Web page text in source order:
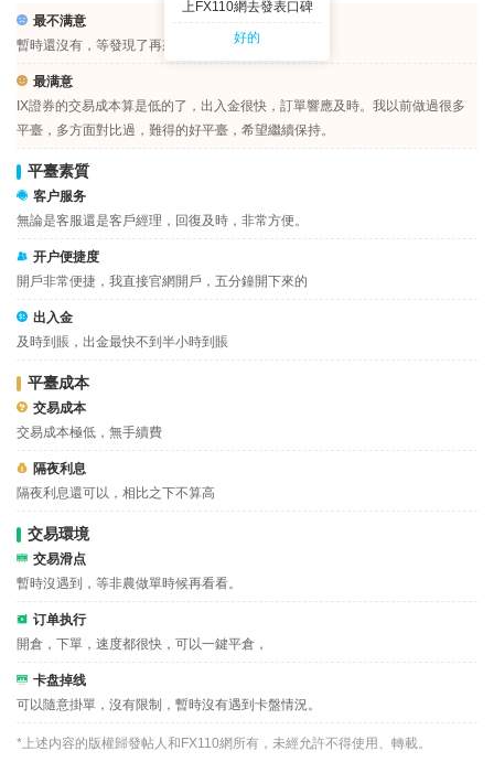
最不满意
暫時還沒有，等發現了再來吐槽！
最满意
IX證券的交易成本算是低的了，出入金很快，訂單響應及時。我以前做過很多
平臺，多方面對比過，難得的好平臺，希望繼續保持。
平臺素質
客户服务
無論是客服還是客戶經理，回復及時，非常方便。
开户便捷度
開戶非常便捷，我直接官網開戶，五分鐘開下來的
出入金
及時到賬，出金最快不到半小時到賬
平臺成本
交易成本
交易成本極低，無手續費
隔夜利息
隔夜利息還可以，相比之下不算高
交易環境
交易滑点
暫時沒遇到，等非農做單時候再看看。
订单执行
開倉，下單，速度都很快，可以一鍵平倉，
卡盘掉线
可以隨意掛單，沒有限制，暫時沒有遇到卡盤情況。
*上述内容的版權歸發帖人和FX110網所有，未經允許不得使用、轉載。
上FX110網去發表口碑
好的